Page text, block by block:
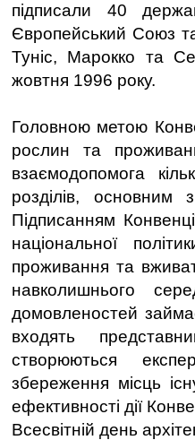
підписали 40
Європейський Союз
Туніс, Марокко та
жовтня 1996 року.
Головною метою
рослин та
взаємодопомога
розділів,
Підписанням
національної
проживання та
навколишнього
домовленостей
входять
створюються
збереження місць
ефективності дії
Всесвітній день